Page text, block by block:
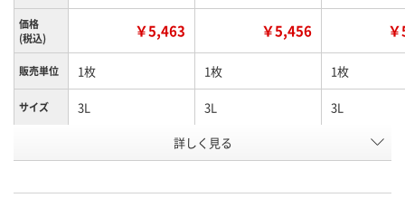
価格
(税込)
￥5,463 ￥5,456
販売単位 1枚 1枚 1枚
サイズ 3L 3L 3L
ダークネイビー
号
詳しく見る